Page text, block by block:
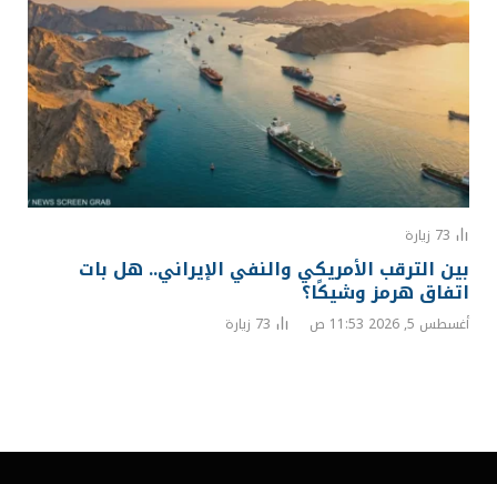
73 زيارة
بين الترقب الأمريكي والنفي الإيراني.. هل بات
اتفاق هرمز وشيكًا؟
أغسطس 5, 2026 11:53 ص 73 زيارة